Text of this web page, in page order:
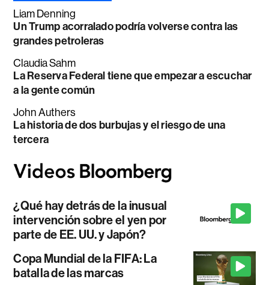
Liam Denning
Un Trump acorralado podría volverse contra las
grandes petroleras
Claudia Sahm
La Reserva Federal tiene que empezar a escuchar
a la gente común
John Authers
La historia de dos burbujas y el riesgo de una
tercera
¿Qué hay detrás de la inusual
intervención sobre el yen por
parte de EE. UU. y Japón?
Copa Mundial de la FIFA: La
batalla de las marcas